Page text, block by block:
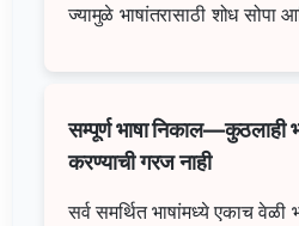
ज्यामुळे भाषांतरासाठी शोध सोपा
सम्पूर्ण भाषा निकाल—कुठलाही
करण्याची गरज नाही
सर्व समर्थित भाषांमध्ये एकाच वेळी